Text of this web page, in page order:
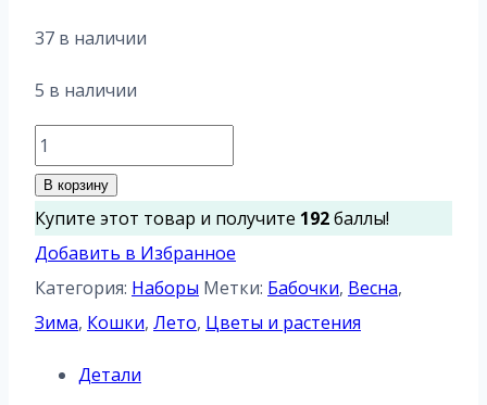
37 в наличии
5 в наличии
Количество
товара
Набор
открыток
"Очаровательные
кошки"
В корзину
Купите этот товар и получите 192баллы!
Добавить в Избранное
Категория: Наборы Метки: Бабочки, Весна,
Зима, Кошки, Лето, Цветы и растения
Детали